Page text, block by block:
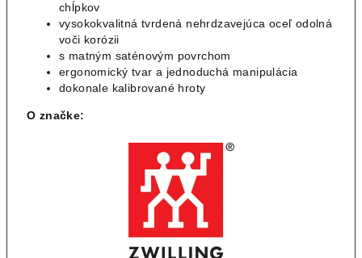
chĺpkov
vysokokvalitná tvrdená nehrdzavejúca oceľ odolná
voči korózii
s matným saténovým povrchom
ergonomický tvar a jednoduchá manipulácia
dokonale kalibrované hroty
O značke: